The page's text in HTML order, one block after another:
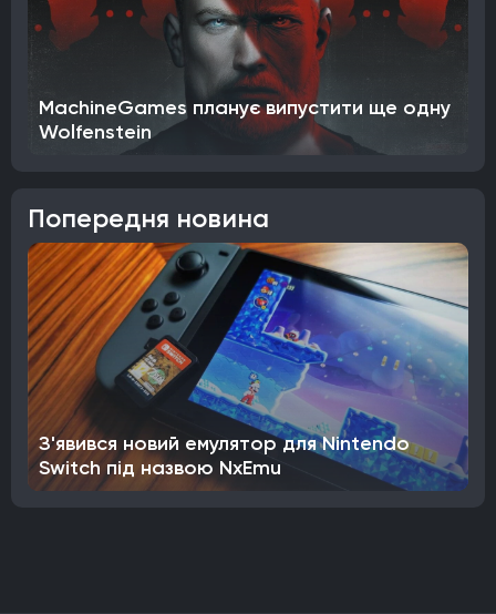
MachineGames планує випустити ще одну
Wolfenstein
Попередня новина
З'явився новий емулятор для Nintendo
Switch під назвою NxEmu